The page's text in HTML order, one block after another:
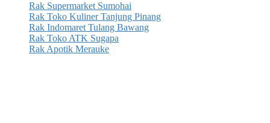
Rak Supermarket Sumohai
Rak Toko Kuliner Tanjung Pinang
Rak Indomaret Tulang Bawang
Rak Toko ATK Sugapa
Rak Apotik Merauke